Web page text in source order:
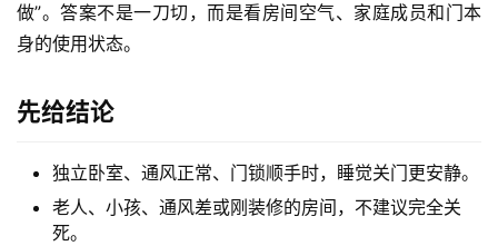
做”。答案不是一刀切，而是看房间空气、家庭成员和门本
身的使用状态。
先给结论
独立卧室、通风正常、门锁顺手时，睡觉关门更安静。
老人、小孩、通风差或刚装修的房间，不建议完全关
死。